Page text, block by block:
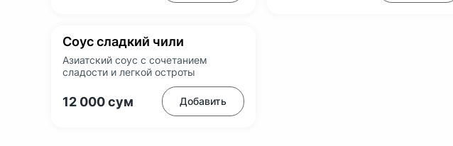
Соус сладкий чили
Азиатский соус с сочетанием
сладости и легкой остроты
12 000сум Добавить